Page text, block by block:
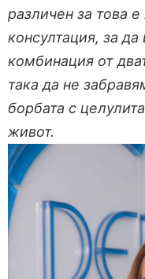
различен за това
консултация, за
комбинация от
така да не
борбата с
живот.